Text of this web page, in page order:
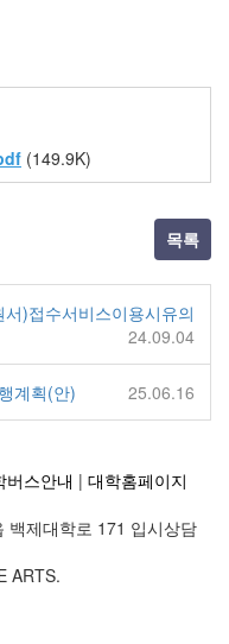
(149.9K)
목록
)접수서비스이용시유의
24.09.04
계획(안) 25.06.16
버스안내 | 대학홈페이지
백제대학로 171 입시상담
ARTS.